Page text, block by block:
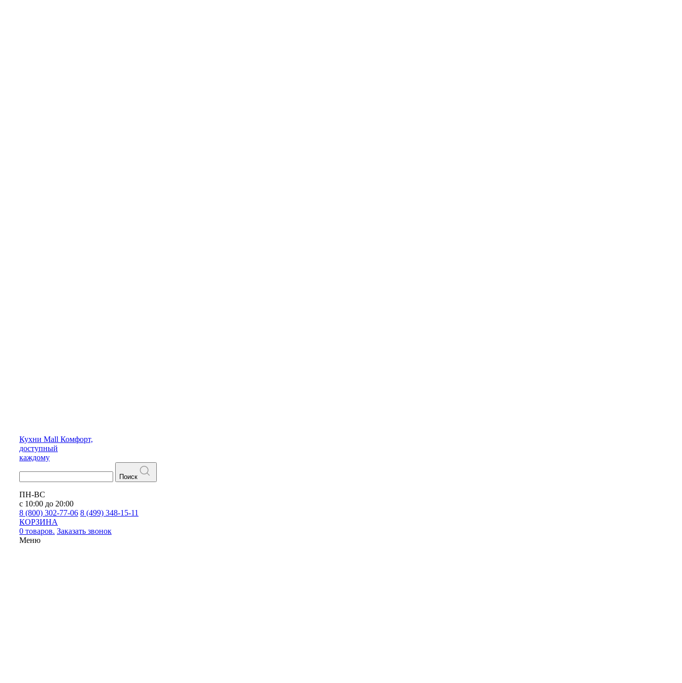
Кухни Mall Комфорт,
доступный
каждому
Поиск
ПН-ВС
с 10:00 до 20:00
8 (800) 302-77-06 8 (499) 348-15-11
КОРЗИНА
0 товаров. Заказать звонок
Меню